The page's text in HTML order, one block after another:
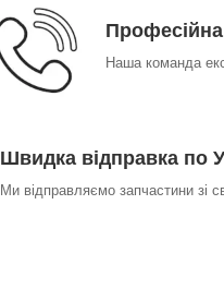
Професійна
Наша команда
Швидка відправка по
Ми відправляємо запчастини зі